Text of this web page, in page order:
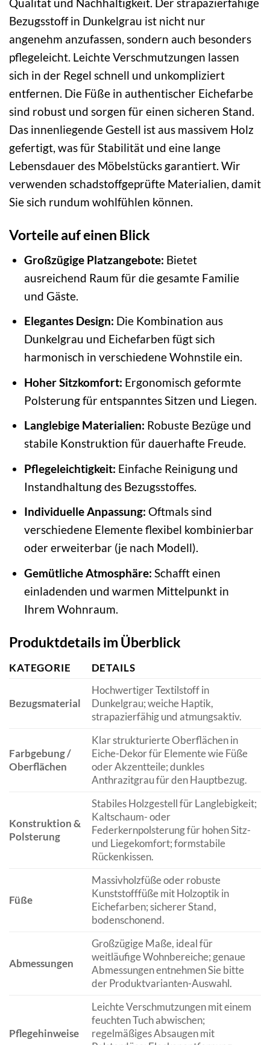
Qualität und Nachhaltigkeit. Der strapazierfähige
Bezugsstoff in Dunkelgrau ist nicht nur
angenehm anzufassen, sondern auch besonders
pflegeleicht. Leichte Verschmutzungen lassen
sich in der Regel schnell und unkompliziert
entfernen. Die Füße in authentischer Eichefarbe
sind robust und sorgen für einen sicheren Stand.
Das innenliegende Gestell ist aus massivem Holz
gefertigt, was für Stabilität und eine lange
Lebensdauer des Möbelstücks garantiert. Wir
verwenden schadstoffgeprüfte Materialien, damit
Sie sich rundum wohlfühlen können.
Vorteile auf einen Blick
Großzügige Platzangebote: Bietet
ausreichend Raum für die gesamte Familie
und Gäste.
Elegantes Design: Die Kombination aus
Dunkelgrau und Eichefarben fügt sich
harmonisch in verschiedene Wohnstile ein.
Hoher Sitzkomfort: Ergonomisch geformte
Polsterung für entspanntes Sitzen und Liegen.
Langlebige Materialien: Robuste Bezüge und
stabile Konstruktion für dauerhafte Freude.
Pflegeleichtigkeit: Einfache Reinigung und
Instandhaltung des Bezugsstoffes.
Individuelle Anpassung: Oftmals sind
verschiedene Elemente flexibel kombinierbar
oder erweiterbar (je nach Modell).
Gemütliche Atmosphäre: Schafft einen
einladenden und warmen Mittelpunkt in
Ihrem Wohnraum.
Produktdetails im Überblick
KATEGORIE DETAILS
Bezugsmaterial
Hochwertiger Textilstoff in
Dunkelgrau; weiche Haptik,
strapazierfähig und atmungsaktiv.
Farbgebung /
Oberflächen
Klar strukturierte Oberflächen in
Eiche-Dekor für Elemente wie Füße
oder Akzentteile; dunkles
Anthrazitgrau für den Hauptbezug.
Konstruktion &
Polsterung
Stabiles Holzgestell für Langlebigkeit;
Kaltschaum- oder
Federkernpolsterung für hohen Sitz-
und Liegekomfort; formstabile
Rückenkissen.
Füße
Massivholzfüße oder robuste
Kunststofffüße mit Holzoptik in
Eichefarben; sicherer Stand,
bodenschonend.
Abmessungen
Großzügige Maße, ideal für
weitläufige Wohnbereiche; genaue
Abmessungen entnehmen Sie bitte
der Produktvarianten-Auswahl.
Pflegehinweise
Leichte Verschmutzungen mit einem
feuchten Tuch abwischen;
regelmäßiges Absaugen mit